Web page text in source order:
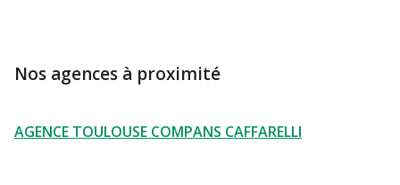
Nos agences à proximité
AGENCE TOULOUSE COMPANS CAFFARELLI